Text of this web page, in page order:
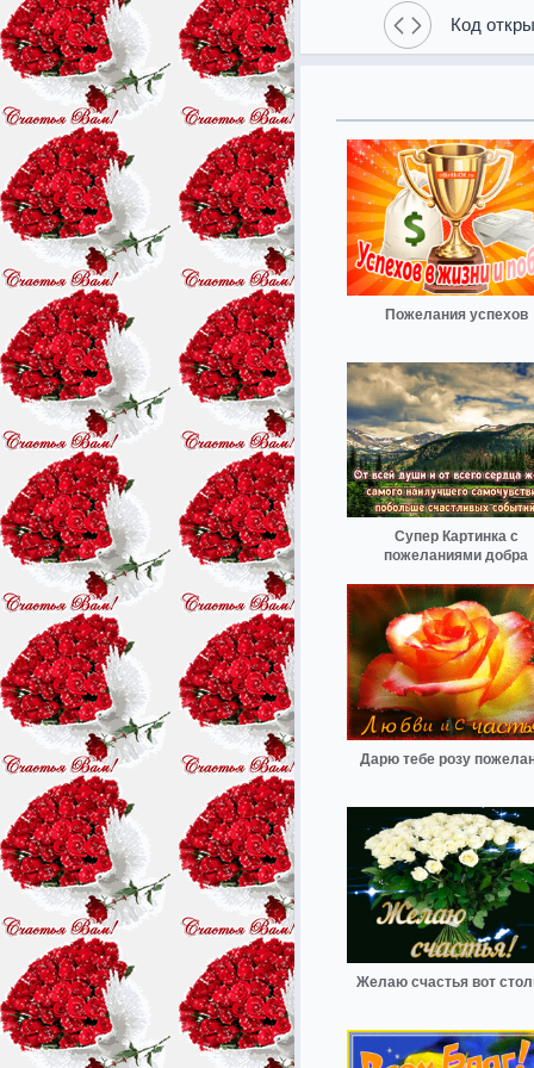
Код
Пожелания успехов
Супер Картинка с
пожеланиями добра
Дарю тебе розу
Желаю счастья вот